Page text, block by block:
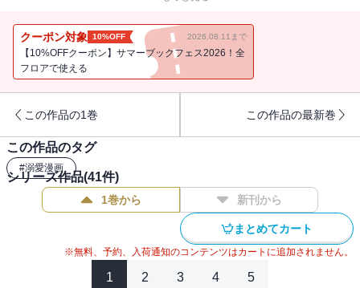
い若頭との婚姻に了承する。しかし、善は密かにつむぎのことを想
っていて――。ヤクザ幹部の青年×天涯孤独な少女が、叶わない恋を
つむぐ任侠ロマンス。
クーポン対象 10%OFF 2026.08.11まで
【10%OFFクーポン】サマーブックフェス2026！全
フロアで使える
この作品の1巻 この作品の最新巻
この作品のタグ
#溺愛漫画
シリーズ作品(41件)
1巻から 新刊から
まとめてカート
※無料、予約、入荷通知のコンテンツはカートに追加されません。
1 2 3 4 5